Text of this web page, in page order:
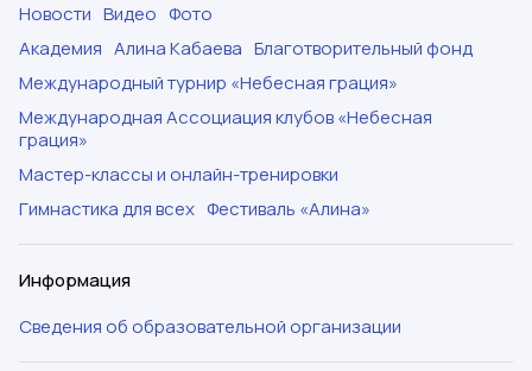
Новости Видео Фото
Академия Алина Кабаева Благотворительный фонд
Международный турнир «Небесная грация»
Международная Ассоциация клубов «Небесная
грация»
Мастер-классы и онлайн-тренировки
Гимнастика для всех Фестиваль «Алина»
Информация
Сведения об образовательной организации